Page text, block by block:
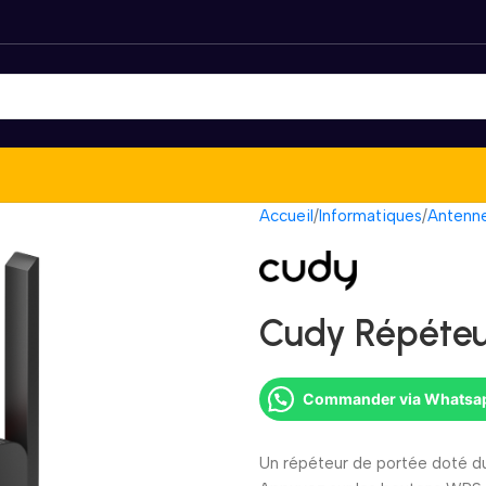
Accueil Informatiques
Cudy
Commander via
Un répéteur de portée doté